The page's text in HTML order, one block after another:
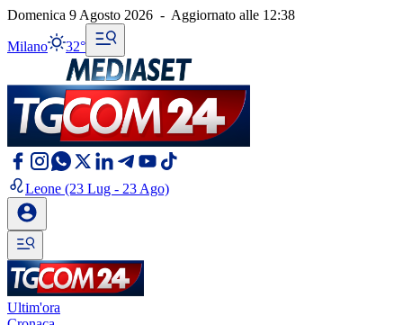
Domenica 9 Agosto 2026 - Aggiornato alle 12:38
Milano 32°
Leone (23 Lug - 23 Ago)
Ultim'ora